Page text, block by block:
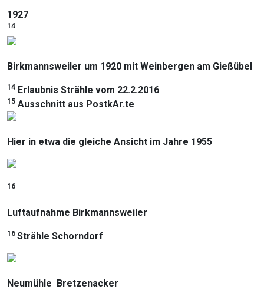
1927
14
Birkmannsweiler um 1920 mit Weinbergen am Gießübel
14 Erlaubnis Strähle vom 22.2.2016
15 Ausschnitt aus PostkAr.te
Hier in etwa die gleiche Ansicht im Jahre 1955
16
Luftaufnahme Birkmannsweiler
16 Strähle Schorndorf
Neumühle Bretzenacker